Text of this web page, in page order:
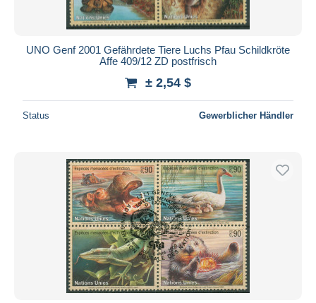
UNO Genf 2001 Gefährdete Tiere Luchs Pfau Schildkröte
Affe 409/12 ZD postfrisch
± 2,54 $
Status Gewerblicher Händler